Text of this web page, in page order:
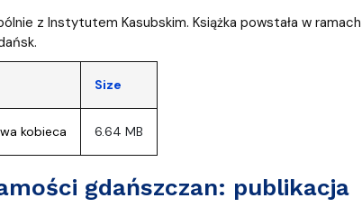
z Instytutem Kasubskim. Książka powstała w
Size
kobieca 6.64 MB
gdańszczan: publikacja